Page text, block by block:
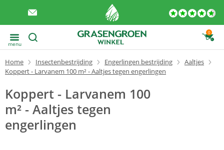
menu
0
Home Insectenbestrijding Engerlingen bestrijding
Aaltjes
Koppert - Larvanem 100 m² - Aaltjes tegen engerlingen
Koppert - Larvanem 100
m² - Aaltjes tegen
engerlingen